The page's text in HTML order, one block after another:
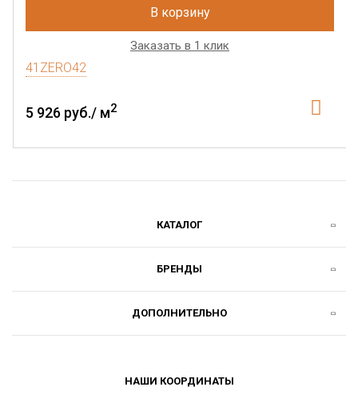
В корзину
Заказать в 1 клик
41ZERO42
5 926 руб./ м2
КАТАЛОГ
БРЕНДЫ
ДОПОЛНИТЕЛЬНО
НАШИ КООРДИНАТЫ